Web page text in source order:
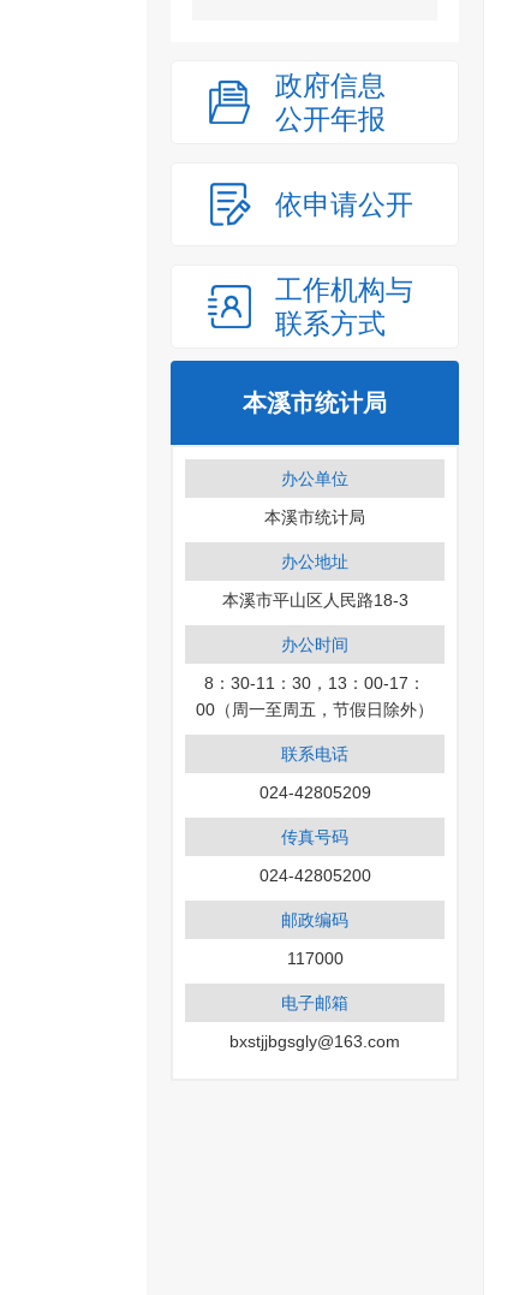
政府信息
公开年报
依申请公开
工作机构与
联系方式
本溪市统计局
办公单位
本溪市统计局
办公地址
本溪市平山区人民路18-3
办公时间
8：30-11：30，13：00-17：
00（周一至周五，节假日除外）
联系电话
024-42805209
传真号码
024-42805200
邮政编码
117000
电子邮箱
bxstjjbgsgly@163.com